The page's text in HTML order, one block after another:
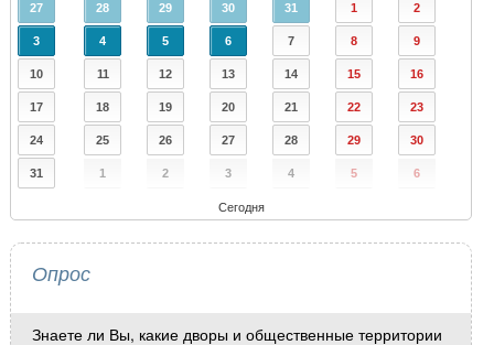
27 28 29 30 31 1 2
3 4 5 6 7 8 9
10 11 12 13 14 15 16
17 18 19 20 21 22 23
24 25 26 27 28 29 30
31 1 2 3 4 5 6
Сегодня
Опрос
Знаете ли Вы, какие дворы и общественные территории